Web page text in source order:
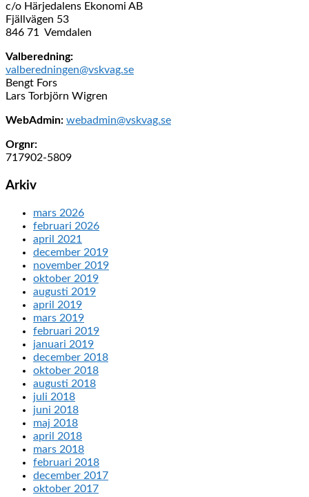
c/o Härjedalens Ekonomi AB
Fjällvägen 53
846 71 Vemdalen
Valberedning:
valberedningen@vskvag.se
Bengt Fors
Lars Torbjörn Wigren
WebAdmin: webadmin@vskvag.se
Orgnr:
717902-5809
Arkiv
mars 2026
februari 2026
april 2021
december 2019
november 2019
oktober 2019
augusti 2019
april 2019
mars 2019
februari 2019
januari 2019
december 2018
oktober 2018
augusti 2018
juli 2018
juni 2018
maj 2018
april 2018
mars 2018
februari 2018
december 2017
oktober 2017